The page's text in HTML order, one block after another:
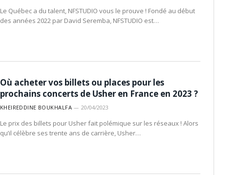
Le Québec a du talent, NFSTUDIO vous le prouve ! Fondé au début
des années 2022 par David Seremba, NFSTUDIO est…
Où acheter vos billets ou places pour les
prochains concerts de Usher en France en 2023 ?
KHEIREDDINE BOUKHALFA 20/04/2023
Le prix des billets pour Usher fait polémique sur les réseaux ! Alors
qu’il célèbre ses trente ans de carrière, Usher…